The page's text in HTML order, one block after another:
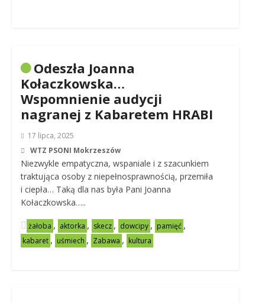
Odeszła Joanna
Kołaczkowska…
Wspomnienie audycji
nagranej z Kabaretem HRABI
17 lipca, 2025
WTZ PSONI Mokrzeszów
Niezwykle empatyczna, wspaniale i z szacunkiem
traktująca osoby z niepełnosprawnością, przemiła
i ciepła… Taką dla nas była Pani Joanna
Kołaczkowska…..
żałoba , aktorka , skecz , dowcipy , pamięć ,
kabaret , uśmiech , Zabawa , kultura